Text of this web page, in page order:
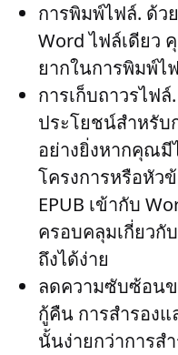
การพิมพ์ไฟล์. ด้ว
Word ไฟล์เดียว
ยากในการพิมพ์ไ
การเก็บถาวรไฟล์
ประโยชน์สำหรับ
อย่างยิ่งหากคุณมี
โครงการหรือหัว
EPUB เข้ากับ
ครอบคลุมเกี่ยวกั
ถึงได้ง่าย
ลดความซับซ้อนข
กู้คืน การสำรอง
นั้นง่ายกว่าการส